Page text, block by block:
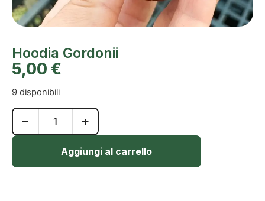
Hoodia Gordonii
5,00 €
9 disponibili
− +
Aggiungi al carrello